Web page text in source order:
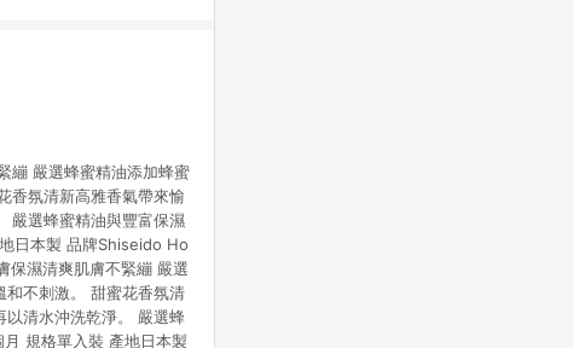
訂單資格確認。 6.
繃 嚴選蜂蜜精油添加蜂蜜
香氛清新高雅香氣帶來愉
嚴選蜂蜜精油與豐富保濕
日本製 品牌Shiseido Ho
保濕清爽肌膚不緊繃 嚴選
和不刺激。 甜蜜花香氛清
以清水沖洗乾淨。 嚴選蜂
規格單入裝 產地日本製